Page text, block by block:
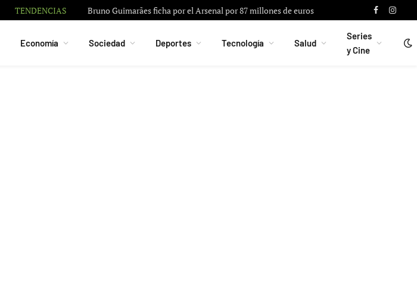
TENDENCIAS Bruno Guimarães ficha por el Arsenal por 87 millones de euros Facebook
Economía Sociedad Deportes Tecnología Salud
Series
y Cine